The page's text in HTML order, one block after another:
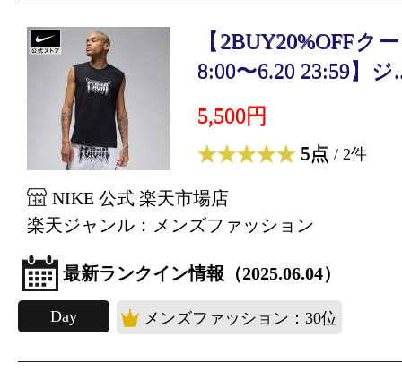
【2BUY20%OFFク
8:00〜6.20 23:59】ジ
5,500円
5点 / 2件
NIKE 公式 楽天市場店
楽天ジャンル：メンズファッション
最新ランクイン情報（2025.06.04）
Day メンズファッション：30位